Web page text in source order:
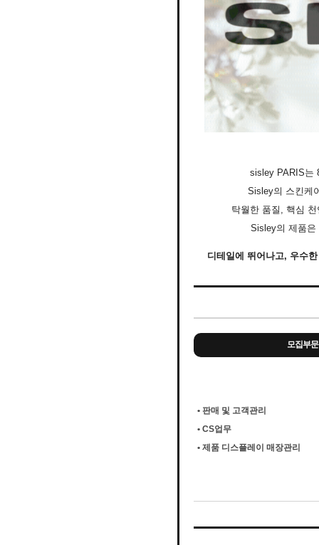
sisley PARIS는
Sisley의 스킨케
탁월한 품질, 핵심
Sisley의 제품은
디테일에 뛰어나고, 우수
모집부문
• 판매 및 고객관리
• CS업무
• 제품 디스플레이 매장관리